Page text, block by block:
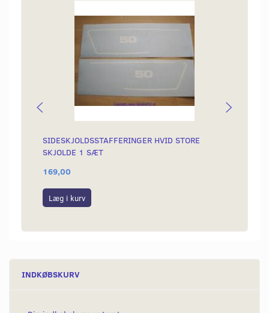
SIDESKJOLDSSTAFFERINGER HVID STORE
SKJOLDE 1 SÆT
169,00
Læg i kurv
INDKØBSKURV